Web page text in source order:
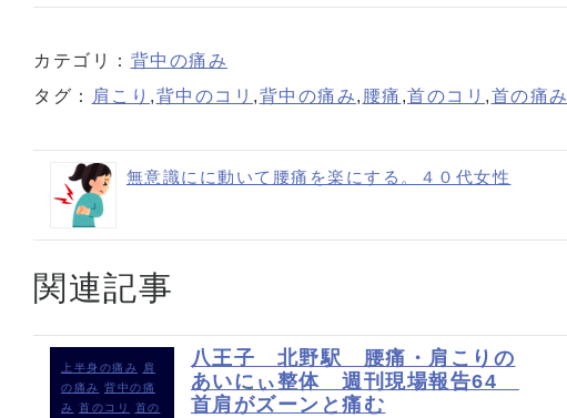
カテゴリ： 背中の痛み
タグ：
肩こり ,背中のコリ ,背中の痛み, 腰痛 ,首のコリ ,首の痛み
無意識にに動いて腰痛を楽にする。４０代女性
関連記事
上半身の痛み
肩
の痛み 背中の痛
み 首のコリ
首の
八王子 北野駅 腰痛・肩こりの
あいにぃ整体 週刊現場報告64
首肩がズーンと痛む